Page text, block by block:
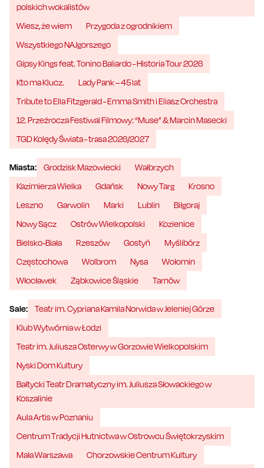
polskich wokalistów
Wiesz, że wiem
Przygoda z ogrodnikiem
Wszystkiego NAJgorszego
Gipsy Kings feat. Tonino Baliardo - Historia Tour 2026
Kto ma Klucz.
Lady Pank – 45 lat
Tribute to Ella Fitzgerald - Emma Smith i Eliasz Orchestra
12. Przeźrocza Festiwal Filmowy: “Muse” & Marcin Masecki
TGD Kolędy Świata - trasa 2026/2027
Miasta: Grodzisk Mazowiecki
Wałbrzych
Kazimierza Wielka
Gdańsk Nowy Targ
Krosno
Leszno
Garwolin Marki Lublin
Biłgoraj
Nowy Sącz
Ostrów Wielkopolski
Kozienice
Bielsko-Biała
Rzeszów Gostyń
Myślibórz
Częstochowa
Wolbrom Nysa
Wołomin
Włocławek
Ząbkowice Śląskie Tarnów
Sale:
Teatr im. Cypriana Kamila Norwida w Jeleniej Górze
Klub Wytwórnia w Łodzi
Teatr im. Juliusza Osterwy w Gorzowie Wielkopolskim
Nyski Dom Kultury
Bałtycki Teatr Dramatyczny im. Juliusza Słowackiego w
Koszalinie
Aula Artis w Poznaniu
Centrum Tradycji Hutnictwa w Ostrowcu Świętokrzyskim
Mała Warszawa
Chorzowskie Centrum Kultury